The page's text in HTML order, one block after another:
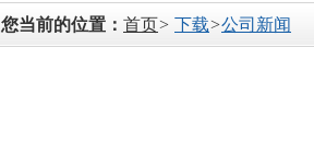
您当前的位置： 首页> 下载>公司新闻